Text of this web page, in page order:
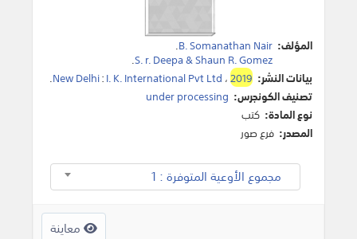
المؤلف: B. Somanathan Nair
.
S. r. Deepa & Shaun R. Gomez
.
بيانات النشر:
New Delhi:I. K. International Pvt Ltd ،2019
.
تصنيف الكونجرس: under processing
نوع المادة: كتب
المصدر: فرع صور
مجموع الأوعية المتوفرة : 1
معاينة